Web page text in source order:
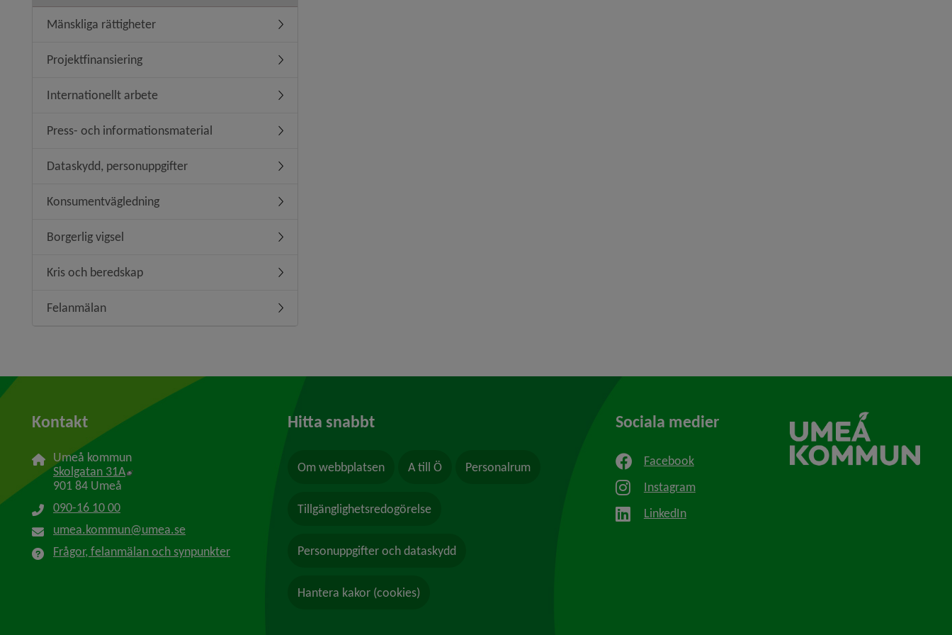
Mänskliga rättigheter Undermeny för Mänskliga rättigheter
Projektfinansiering Undermeny för Projektfinansiering
Internationellt arbete Undermeny för Internationellt arbete
Press- och informationsmaterial Undermeny för Press- och informationsmaterial
Dataskydd, personuppgifter Undermeny för Dataskydd, personuppgifter
Konsumentvägledning Undermeny för Konsumentvägledning
Borgerlig vigsel Undermeny för Borgerlig vigsel
Kris och beredskap Undermeny för Kris och beredskap
Felanmälan Undermeny för Felanmälan
Kontakt
Umeå kommun
Skolgatan 31A Länk till annan webbplats, öppnas i nytt fönster.
901 84 Umeå
090-16 10 00
umea.kommun@umea.se
Frågor, felanmälan och synpunkter
Hitta snabbt
Om webbplatsen A till Ö Personalrum
Tillgänglighetsredogörelse
Personuppgifter och dataskydd
Hantera kakor (cookies)
Sociala medier
Facebook
Instagram
LinkedIn